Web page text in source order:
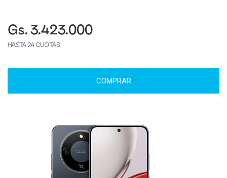
Gs. 3.423.000
HASTA 24 CUOTAS
COMPRAR